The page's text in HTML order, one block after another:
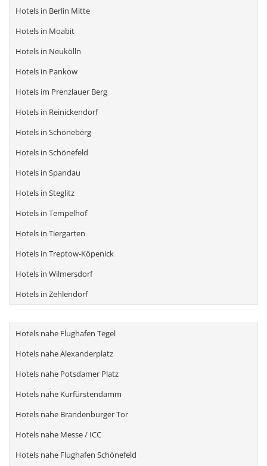
Hotels in Berlin Mitte
Hotels in Moabit
Hotels in Neukölln
Hotels in Pankow
Hotels im Prenzlauer Berg
Hotels in Reinickendorf
Hotels in Schöneberg
Hotels in Schönefeld
Hotels in Spandau
Hotels in Steglitz
Hotels in Tempelhof
Hotels in Tiergarten
Hotels in Treptow-Köpenick
Hotels in Wilmersdorf
Hotels in Zehlendorf
Hotels nahe Flughafen Tegel
Hotels nahe Alexanderplatz
Hotels nahe Potsdamer Platz
Hotels nahe Kurfürstendamm
Hotels nahe Brandenburger Tor
Hotels nahe Messe / ICC
Hotels nahe Flughafen Schönefeld